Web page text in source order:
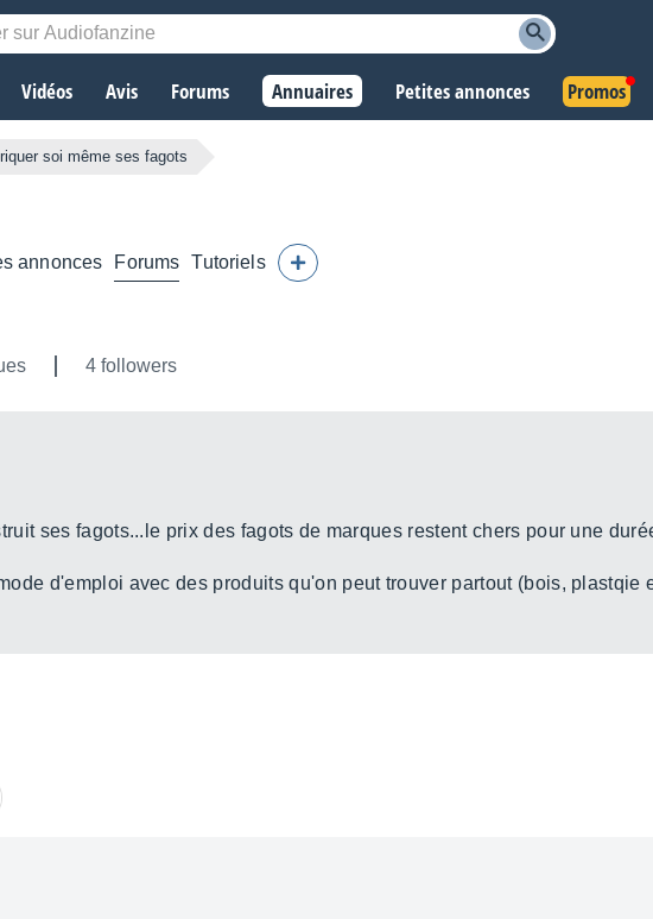
Vidéos Avis Forums Annuaires Petites annonces Promos
soi même ses fagots
annonces Forums Tutoriels
4 followers
ses fagots...le prix des fagots de marques restent chers pour une
d'emploi avec des produits qu'on peut trouver partout (bois, plastqie